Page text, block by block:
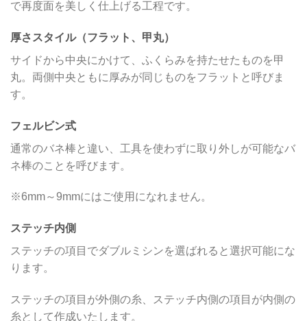
で再度面を美しく仕上げる工程です。
厚さスタイル（フラット、甲丸）
サイドから中央にかけて、ふくらみを持たせたものを甲
丸。両側中央ともに厚みが同じものをフラットと呼びま
す。
フェルビン式
通常のバネ棒と違い、工具を使わずに取り外しが可能なバ
ネ棒のことを呼びます。
※6mm～9mmにはご使用になれません。
ステッチ内側
ステッチの項目でダブルミシンを選ばれると選択可能にな
ります。
ステッチの項目が外側の糸、ステッチ内側の項目が内側の
糸として作成いたします。